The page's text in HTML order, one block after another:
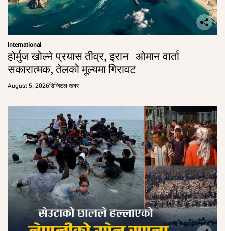
International
होर्मुज खोल्ने प्रयास तीव्र, इरान–ओमान वार्ता
सकारात्मक, तेलको मूल्यमा गिरावट
August 5, 2026डिजिटल खबर